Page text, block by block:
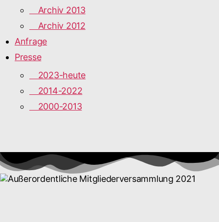
Archiv 2013
Archiv 2012
Anfrage
Presse
2023-heute
2014-2022
2000-2013